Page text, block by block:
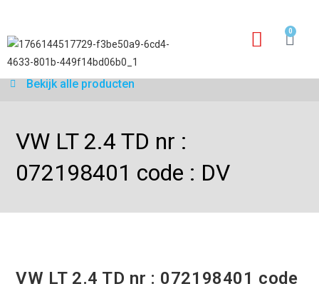
0
Bekijk alle producten
VW LT 2.4 TD nr :
072198401 code : DV
VW LT 2.4 TD nr : 072198401 code